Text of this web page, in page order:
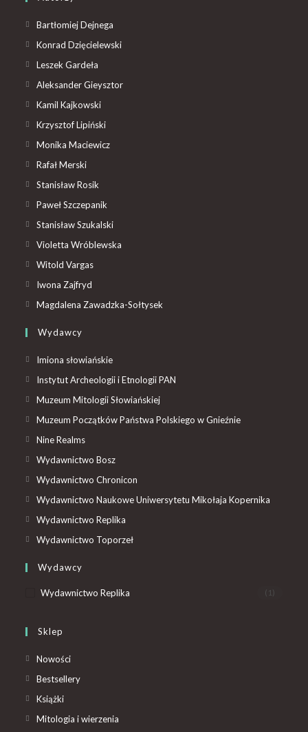
Bartłomiej Dejnega
Konrad Dzięcielewski
Leszek Gardeła
Aleksander Gieysztor
Kamil Kajkowski
Krzysztof Lipiński
Monika Maciewicz
Rafał Merski
Stanisław Rosik
Paweł Szczepanik
Stanisław Szukalski
Violetta Wróblewska
Witold Vargas
Iwona Zajfryd
Magdalena Zawadzka-Sołtysek
Wydawcy
Imiona słowiańskie
Instytut Archeologii i Etnologii PAN
Muzeum Mitologii Słowiańskiej
Muzeum Początków Państwa Polskiego w Gnieźnie
Nine Realms
Wydawnictwo Bosz
Wydawnictwo Chronicon
Wydawnictwo Naukowe Uniwersytetu Mikołaja Kopernika
Wydawnictwo Replika
Wydawnictwo Toporzeł
Wydawcy
Wydawnictwo Replika (1)
Sklep
Nowości
Bestsellery
Książki
Mitologia i wierzenia